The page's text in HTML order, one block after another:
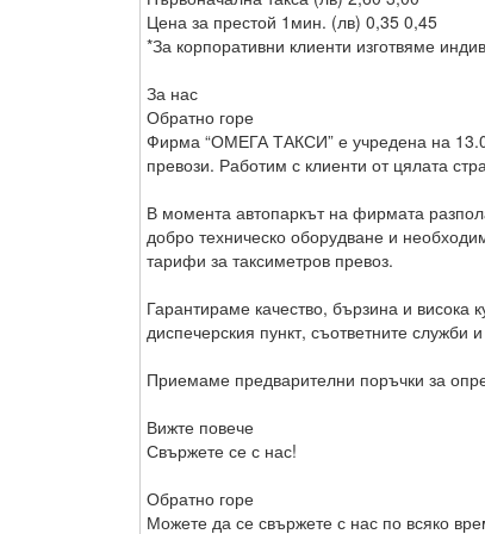
Цена за престой 1мин. (лв) 0,35 0,45
*За корпоративни клиенти изготвяме
За нас
Обратно горе
Фирма “ОМЕГА ТАКСИ” е учредена на
превози. Работим с клиенти от цялата
В момента автопаркът на фирмата
добро техническо оборудване и
тарифи за таксиметров превоз.
Гарантираме качество, бързина и
диспечерския пункт, съответните
Приемаме предварителни поръчки за
Вижте повече
Свържете се с нас!
Обратно горе
Можете да се свържете с нас по всяко